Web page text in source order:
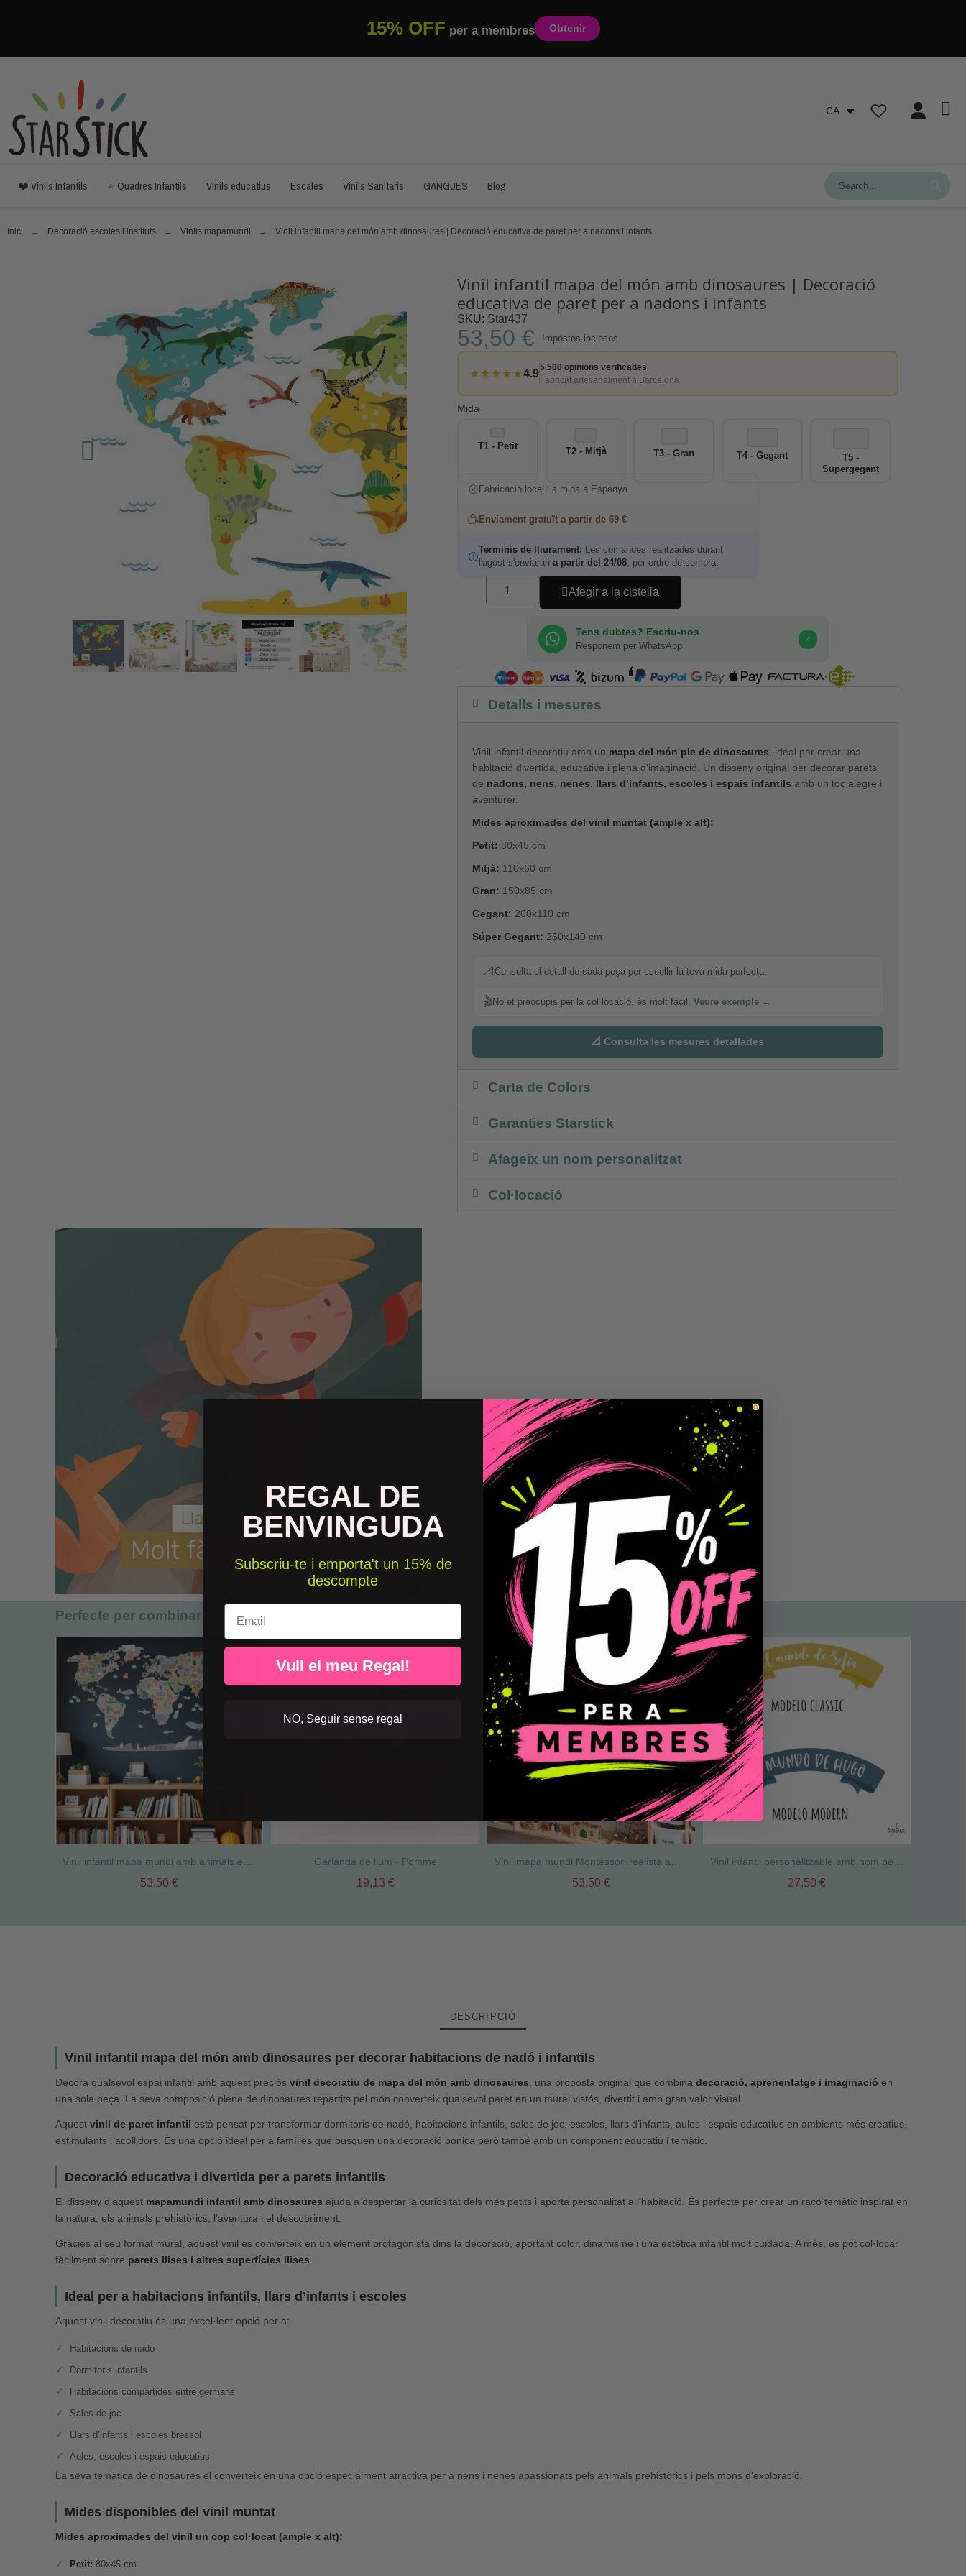
15% OFF per a membres Obtenir
CA
❤️ Vinils Infantils ⭐ Quadres Infantils Vinils educatius Escales Vinils Sanitaris GANGUES Blog
Inici Decoració escoles i instituts Vinils mapamundi Vinil infantil mapa del món amb dinosaures | Decoració educativa de paret per a nadons i infants
Vinil infantil mapa del món amb dinosaures | Decoració
educativa de paret per a nadons i infants
SKU Star437
53,50 € Impostos inclosos
★★★★★4.9
5.500 opinions verificades
Fabricat artesanalment a Barcelona
Mida
T1 - Petit T2 - Mitjà T3 - Gran T4 - Gegant
T5 -
Supergegant
Fabricació local i a mida a Espanya
Enviament gratuït a partir de 69 €
Terminis de lliurament: Les comandes realitzades durant
l'agost s'enviaran a partir del 24/08, per ordre de compra.
Afegir a la cistella
Tens dubtes? Escriu-nos
Responem per WhatsApp
✓
COMPRA SEGURA
Detalls i mesures
Vinil infantil decoratiu amb un mapa del món ple de dinosaures , ideal per crear una
habitació divertida, educativa i plena d’imaginació. Un disseny original per decorar parets
de nadons, nens, nenes, llars d’infants, escoles i espais infantils amb un toc alegre i
aventurer.
Mides aproximades del vinil muntat (ample x alt):
Petit: 80x45 cm
Mitjà: 110x60 cm
Gran: 150x85 cm
Gegant: 200x110 cm
Súper Gegant: 250x140 cm
📐 Consulta el detall de cada peça per escollir la teva mida perfecta.
🎬No et preocupis per la col·locació, és molt fàcil. Veure exemple →
📐 Consulta les mesures detallades
Carta de Colors
Garanties Starstick
Afageix un nom personalitzat
Col·locació
Perfecte per combinar
Vinil infantil mapa mundi amb animals en gris – Decoració educativa per habitació de nadó o infantil
53,50 €
-15%
Garlanda de llum - Pomme
19,13 €
Vinil mapa mundi Montessori realista amb animals – Mapamundi infantil educatiu de paret per a nens i escoles
53,50 €
Vinil infantil personalitzable amb nom per a mapamundi | El Món de… StarStick
27,50 €
DESCRIPCIÓ
Vinil infantil mapa del món amb dinosaures per decorar habitacions de nadó i infantils
Decora qualsevol espai infantil amb aquest preciósvinil decoratiu de mapa del món amb dinosaures, una proposta original que combinadecoració, aprenentatge i imaginació en
una sola peça. La seva composició plena de dinosaures repartits pel món converteix qualsevol paret en un mural vistós, divertit i amb gran valor visual.
Aquestvinil de paret infantil està pensat per transformar dormitoris de nadó, habitacions infantils, sales de joc, escoles, llars d’infants, aules i espais educatius en ambients més creatius,
estimulants i acollidors. És una opció ideal per a famílies que busquen una decoració bonica però també amb un component educatiu i temàtic.
Decoració educativa i divertida per a parets infantils
El disseny d’aquest mapamundi infantil amb dinosaures ajuda a despertar la curiositat dels més petits i aporta personalitat a l’habitació. És perfecte per crear un racó temàtic inspirat en
la natura, els animals prehistòrics, l’aventura i el descobriment.
Gràcies al seu format mural, aquest vinil es converteix en un element protagonista dins la decoració, aportant color, dinamisme i una estètica infantil molt cuidada. A més, es pot col·locar
fàcilment sobre parets llises i altres superfícies llises.
Ideal per a habitacions infantils, llars d’infants i escoles
Aquest vinil decoratiu és una excel·lent opció per a:
Habitacions de nadó
Dormitoris infantils
Habitacions compartides entre germans
Sales de joc
Llars d’infants i escoles bressol
Aules, escoles i espais educatius
La seva temàtica de dinosaures el converteix en una opció especialment atractiva per a nens i nenes apassionats pels animals prehistòrics i pels mons d’exploració.
Mides disponibles del vinil muntat
Mides aproximades del vinil un cop col·locat (ample x alt):
Petit: 80x45 cm
REGAL DE
BENVINGUDA
Subscriu-te i emporta't un 15% de
descompte
Email
Vull el meu Regal!
NO, Seguir sense regal